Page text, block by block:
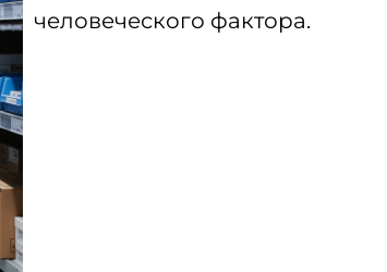
человеческого фактора.